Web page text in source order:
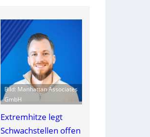
Bild: Manhattan Associates
GmbH
Extremhitze legt
Schwachstellen offen